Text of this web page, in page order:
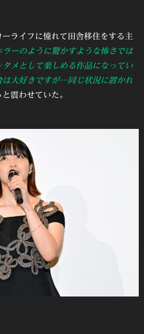
ライフに憧れて田舎移住をする主
ラーのように驚かすような怖さでは
メとして楽しめる作品になってい
は大好きですが…同じ状況に置かれ
震わせていた。